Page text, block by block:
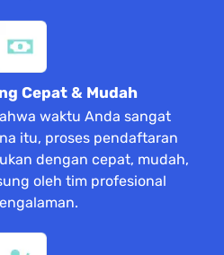
Cepat & Mudah
waktu Anda sangat
itu, proses pendaftaran
dengan cepat, mudah,
oleh tim profesional